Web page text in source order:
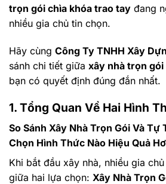
trọn gói chìa khóa trao tay đang
nhiều gia chủ tin chọn.
Hãy cùng Công Ty TNHH Xây
sánh chi tiết giữa xây nhà trọn gói
bạn có quyết định đúng đắn nhất.
1. Tổng Quan Về Hai Hình
So Sánh Xây Nhà Trọn Gói Và Tự
Chọn Hình Thức Nào Hiệu Quả
Khi bắt đầu xây nhà, nhiều gia
giữa hai lựa chọn: Xây Nhà Trọn